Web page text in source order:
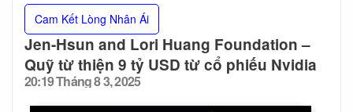
Cam Kết Lòng Nhân Ái
Jen-Hsun and Lori Huang Foundation –
Quỹ từ thiện 9 tỷ USD từ cổ phiếu Nvidia
Posted
on
20:19 Tháng 8 3, 2025